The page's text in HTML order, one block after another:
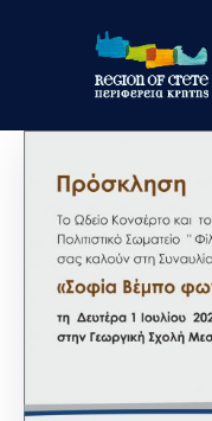
Περιφέρεια
Έργα
Δράσεις
Ψηφιακές
Υπηρεσίες
Επικοινωνία